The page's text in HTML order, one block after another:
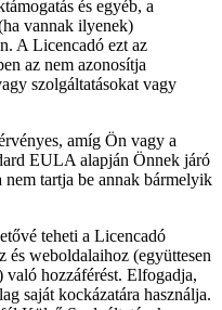
és egyéb, a
vannak ilyenek)
A Licencadó ezt az
az nem azonosítja
szolgáltatásokat vagy
amíg Ön vagy a
EULA alapján Önnek járó
tartja be annak bármelyik
teheti a Licencadó
és weboldalaihoz (együttesen
hozzáférést. Elfogadja,
saját kockázatára használja.